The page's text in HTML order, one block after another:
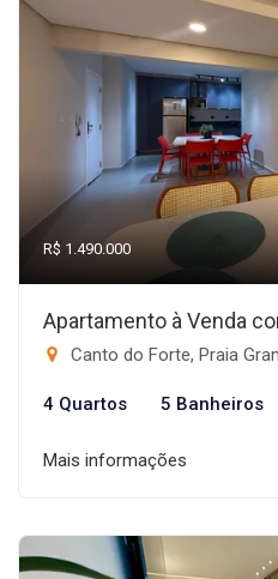
R$ 1.490.000
Apartamento à Venda
Canto do Forte, Praia
4 Quartos 5 Banheiros
Mais informações